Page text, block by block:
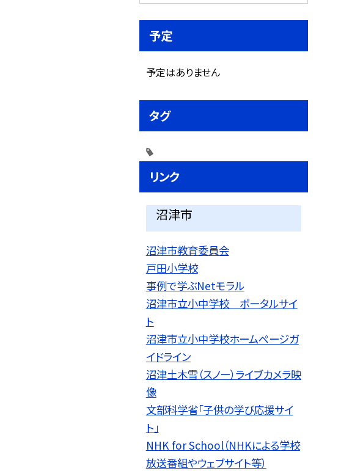
予定
予定はありません
タグ
リンク
沼津市
沼津市教育委員会
戸田小学校
事例で学ぶNetモラル
沼津市立小中学校 ポータルサイ
ト
沼津市立小中学校ホームページガ
イドライン
沼津土木雪（スノー）ライブカメラ映
像
文部科学省「子供の学び応援サイ
ト」
NHK for School（NHKによる学校
放送番組やウェブサイト等）